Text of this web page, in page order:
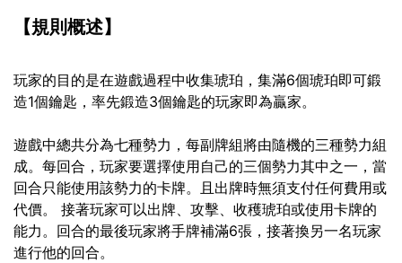
【規則概述】
玩家的目的是在遊戲過程中收集琥珀，集滿6個琥珀即可鍛
造1個鑰匙，率先鍛造3個鑰匙的玩家即為贏家。
遊戲中總共分為七種勢力，每副牌組將由隨機的三種勢力組
成。每回合，玩家要選擇使用自己的三個勢力其中之一，當
回合只能使用該勢力的卡牌。且出牌時無須支付任何費用或
代價。 接著玩家可以出牌、攻擊、收穫琥珀或使用卡牌的
能力。回合的最後玩家將手牌補滿6張，接著換另一名玩家
進行他的回合。